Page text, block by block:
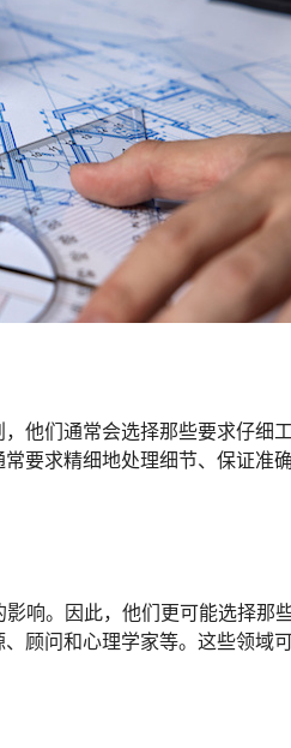
他们通常会选择那些要求仔细
要求精细地处理细节、保证准
响。因此，他们更可能选择那
顾问和心理学家等。这些领域